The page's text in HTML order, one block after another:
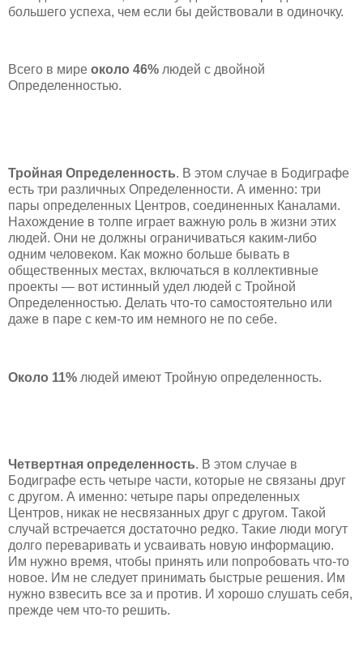
большего успеха, чем если бы действовали в одиночку.
Всего в мире около 46% людей с двойной
Определенностью.
Тройная Определенность. В этом случае в Бодиграфе
есть три различных Определенности. А именно: три
пары определенных Центров, соединенных Каналами.
Нахождение в толпе играет важную роль в жизни этих
людей. Они не должны ограничиваться каким-либо
одним человеком. Как можно больше бывать в
общественных местах, включаться в коллективные
проекты — вот истинный удел людей с Тройной
Определенностью. Делать что-то самостоятельно или
даже в паре с кем-то им немного не по себе.
Около 11% людей имеют Тройную определенность.
Четвертная определенность. В этом случае в
Бодиграфе есть четыре части, которые не связаны друг
с другом. А именно: четыре пары определенных
Центров, никак не несвязанных друг с другом. Такой
случай встречается достаточно редко. Такие люди могут
долго переваривать и усваивать новую информацию.
Им нужно время, чтобы принять или попробовать что-то
новое. Им не следует принимать быстрые решения. Им
нужно взвесить все за и против. И хорошо слушать себя,
прежде чем что-то решить.